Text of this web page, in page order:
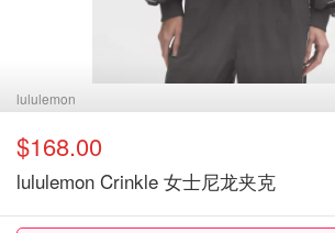
lululemon
$168.00
lululemon Crinkle 女士尼龙夹克